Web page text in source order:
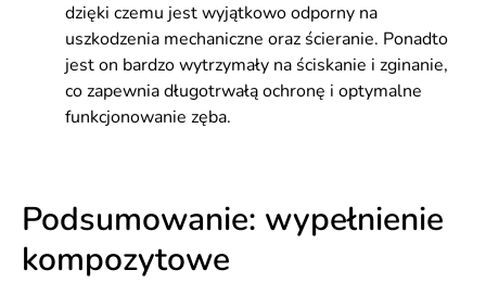
dzięki czemu jest wyjątkowo odporny na
uszkodzenia mechaniczne oraz ścieranie. Ponadto
jest on bardzo wytrzymały na ściskanie i zginanie,
co zapewnia długotrwałą ochronę i optymalne
funkcjonowanie zęba.
Podsumowanie: wypełnienie
kompozytowe